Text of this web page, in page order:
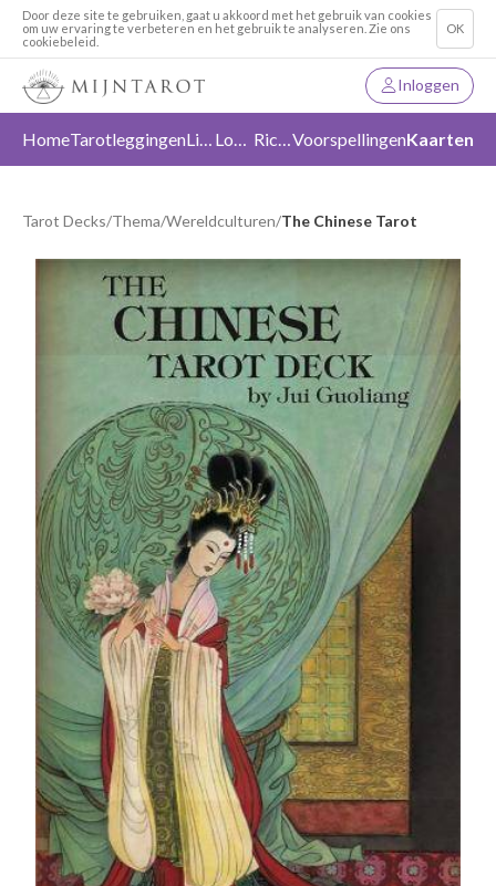
Door deze site te gebruiken, gaat u akkoord met het gebruik van cookies
om uw ervaring te verbeteren en het gebruik te analyseren. Zie ons
cookiebeleid.
OK
Inloggen
HomeTarotleggingen Liefde Loslaten RichtingVoorspellingenKaarten
Tarot Decks/Thema/Wereldculturen/The Chinese Tarot